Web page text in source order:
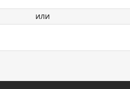
или